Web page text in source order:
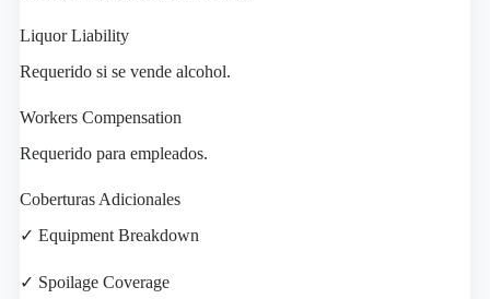
Liquor Liability
Requerido si se vende alcohol.
Workers Compensation
Requerido para empleados.
Coberturas Adicionales
✓ Equipment Breakdown
✓ Spoilage Coverage